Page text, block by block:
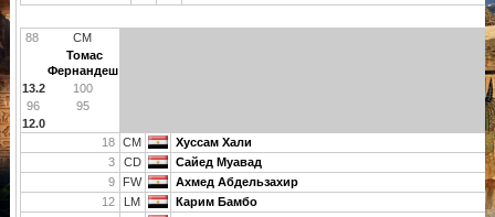
88
CM
Томас
Фернандеш
13.2
100
96
95
12.0
18
CM
Хуссам Хали
3
CD
Сайед Муавад
9
FW
Ахмед Абдельзахир
12
LM
Карим Бамбо